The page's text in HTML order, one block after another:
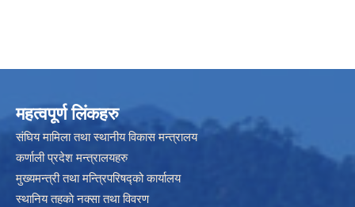
महत्वपूर्ण लिंकहरु
संघिय मामिला तथा स्थानीय विकास मन्त्रालय
कर्णाली प्रदेश मन्त्रालयहरु
मुख्यमन्त्री तथा मन्त्रिपरिषद्को कार्यालय
स्थानिय तहकाे नक्सा तथा विवरण